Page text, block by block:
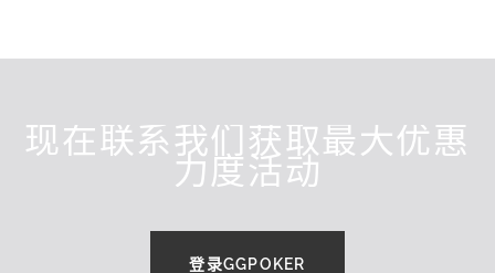
现在联系我们获取最大优惠
力度活动
登录GGPOKER